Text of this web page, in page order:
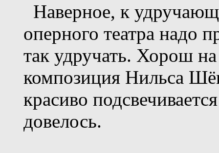
Наверное, к
оперного театра надо
так удручать. Хорош
композиция Нильса
красиво
довелось.